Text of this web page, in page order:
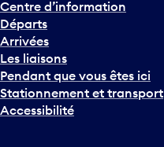
e
r
s
l
e
b
a
Centre d’information
Départs
Arrivées
Les liaisons
Pendant que vous êtes ici
Stationnement et transport
Accessibilité